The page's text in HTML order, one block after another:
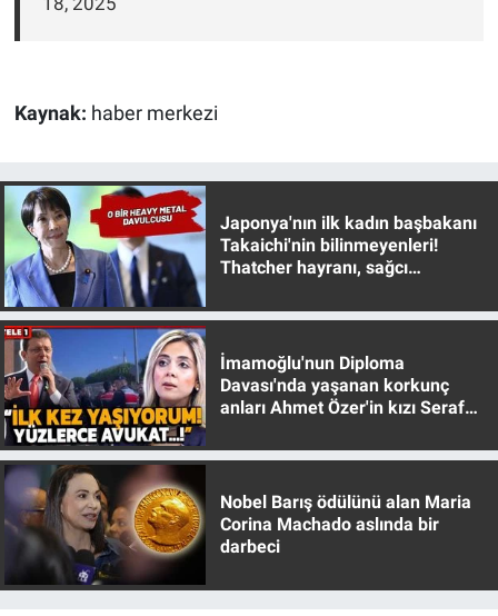
Kaynak: haber merkezi
Japonya'nın ilk kadın başbakanı
Takaichi'nin bilinmeyenleri!
Thatcher hayranı, sağcı
İmamoğlu'nun Diploma
Davası'nda yaşanan korkunç
anları Ahmet Özer'in kızı Seraf
Nobel Barış ödülünü alan Maria
Corina Machado aslında bir
darbeci
Canlı Yayın